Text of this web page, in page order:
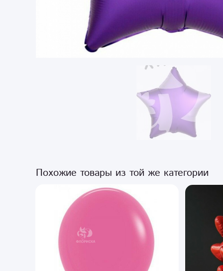
Похожие товары из той же категории